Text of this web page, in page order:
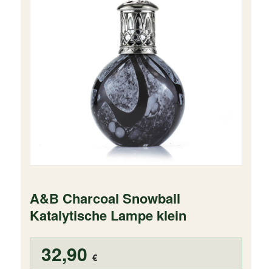
A&B Charcoal Snowball
Katalytische Lampe klein
32,90 €